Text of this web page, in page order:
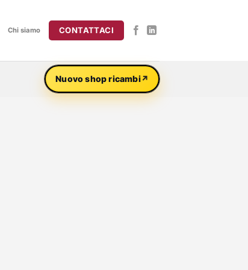
Chi siamo CONTATTACI
Nuovo shop ricambi